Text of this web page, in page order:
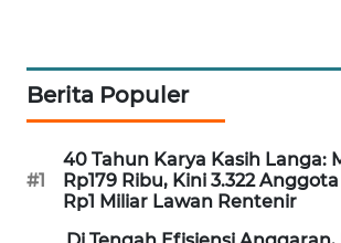
Berita Populer
#1
40 Tahun Karya Kasih Langa:
Rp179 Ribu, Kini 3.322
Rp1 Miliar Lawan Rentenir
KARING
NEWS
JURNAL
MARITIM
HUMBANG